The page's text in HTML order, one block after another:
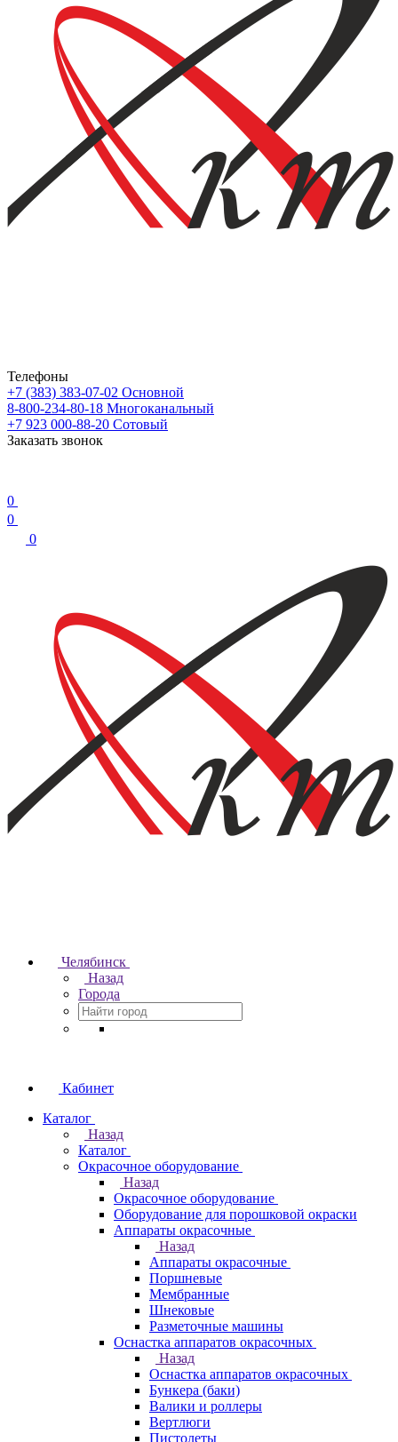
Телефоны
+7 (383) 383-07-02 Основной
8-800-234-80-18 Многоканальный
+7 923 000-88-20 Сотовый
Заказать звонок
0
0
0
Челябинск
Назад
Города
Кабинет
Каталог
Назад
Каталог
Окрасочное оборудование
Назад
Окрасочное оборудование
Оборудование для порошковой окраски
Аппараты окрасочные
Назад
Аппараты окрасочные
Поршневые
Мембранные
Шнековые
Разметочные машины
Оснастка аппаратов окрасочных
Назад
Оснастка аппаратов окрасочных
Бункера (баки)
Валики и роллеры
Вертлюги
Пистолеты